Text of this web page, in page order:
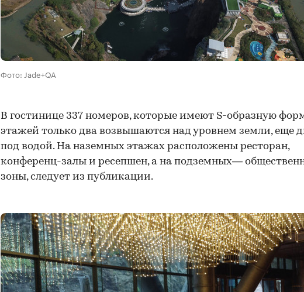
Фото: Jade+QA
00:00 00:00
В гостинице 337 номеров, которые имеют S-образную
этажей только два возвышаются над уровнем земли, еще
под водой. На наземных этажах расположены ресторан,
конференц-залы и ресепшен, а на подземных—
зоны, следует из публикации.